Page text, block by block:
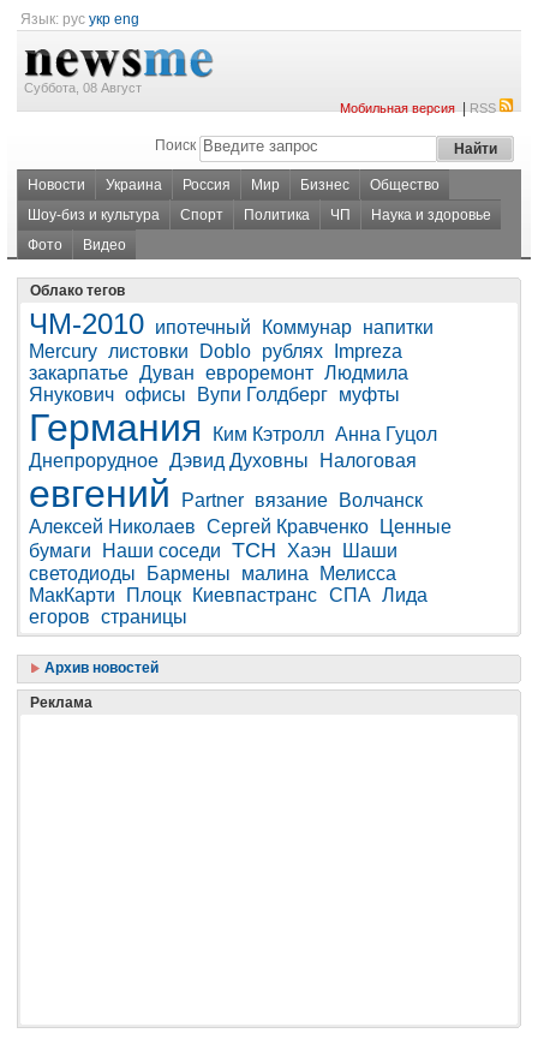
Язык: рус укр eng
Суббота, 08 Август
Мобильная версия|RSS
Поиск
Новости Украина Россия Мир Бизнес
Общество
Шоу-биз и культура
Спорт Политика ЧП
Наука и здоровье
Фото
Видео
Облако тегов
ЧМ-2010 ипотечный Коммунар напитки
Mercury листовки Doblo рублях
Impreza
закарпатье Дуван евроремонт Людмила
Янукович офисы Вупи Голдберг муфты
Германия Ким Кэтролл Анна Гуцол
Днепрорудное Дэвид Духовны Налоговая
евгений Partner вязание
Волчанск
Алексей Николаев Сергей Кравченко
Ценные
бумаги
Наши соседи ТСН Хаэн
Шаши
светодиоды
Бармены малина
Мелисса
МакКарти
Плоцк Киевпастранс СПА Лида
егоров страницы
Архив новостей
Реклама